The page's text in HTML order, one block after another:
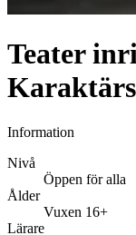
Teater
Information
Nivå
Öppen för alla
Ålder
Vuxen 16+
Lärare